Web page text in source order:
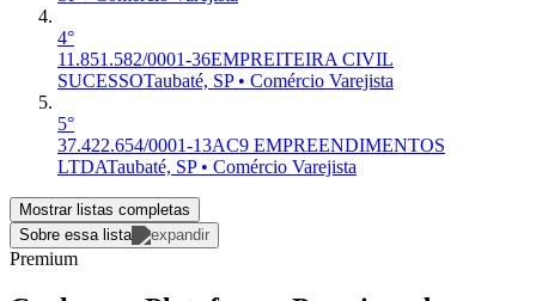
4°
11.851.582/0001-36EMPREITEIRA CIVIL
SUCESSOTaubaté, SP • Comércio Varejista
5°
37.422.654/0001-13AC9 EMPREENDIMENTOS
LTDATaubaté, SP • Comércio Varejista
Mostrar listas completas
Sobre essa lista
Premium